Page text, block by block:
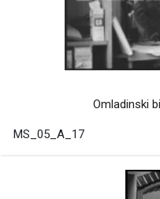
Omladinski
MS_05_A_17